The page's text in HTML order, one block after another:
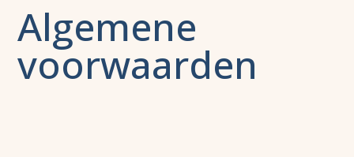
Algemene
voorwaarden